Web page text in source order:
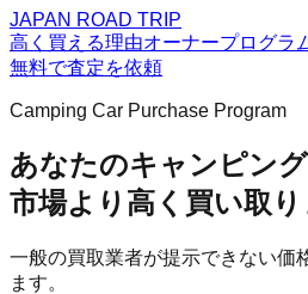
JAPAN ROAD TRIP
高く買える理由オーナープログラ
無料で査定を依頼
Camping Car Purchase Program
あなたのキャンピング
市場より高く 買い取り
一般の買取業者が提示できない価
ます。